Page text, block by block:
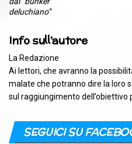
deluchiano”
Info sull'autore
La Redazione
Ai lettori, che avranno la
malate che potranno dire la loro
sul raggiungimento dell’obiettivo
SEGUICI SU